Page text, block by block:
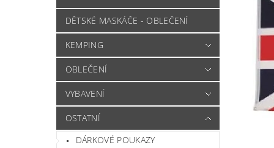
DĚTSKÉ MASKÁČE - OBLEČENÍ
KEMPING
OBLEČENÍ
VYBAVENÍ
OSTATNÍ
DÁRKOVÉ POUKAZY